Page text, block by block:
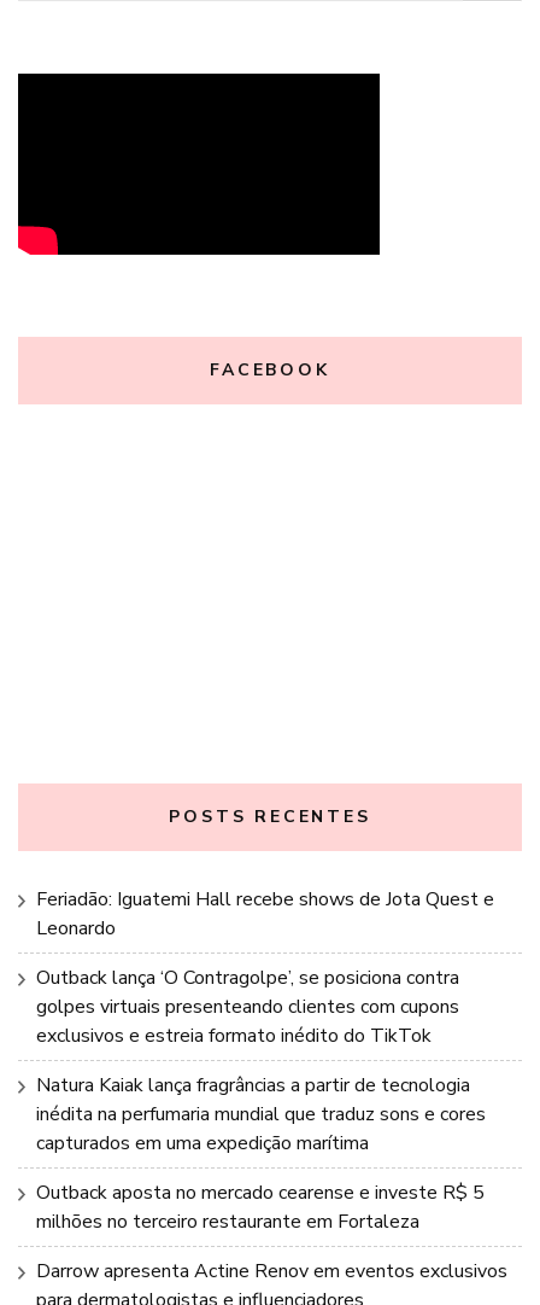
FACEBOOK
POSTS RECENTES
Feriadão: Iguatemi Hall recebe shows de Jota Quest e
Leonardo
Outback lança ‘O Contragolpe’, se posiciona contra
golpes virtuais presenteando clientes com cupons
exclusivos e estreia formato inédito do TikTok
Natura Kaiak lança fragrâncias a partir de tecnologia
inédita na perfumaria mundial que traduz sons e cores
capturados em uma expedição marítima
Outback aposta no mercado cearense e investe R$ 5
milhões no terceiro restaurante em Fortaleza
Darrow apresenta Actine Renov em eventos exclusivos